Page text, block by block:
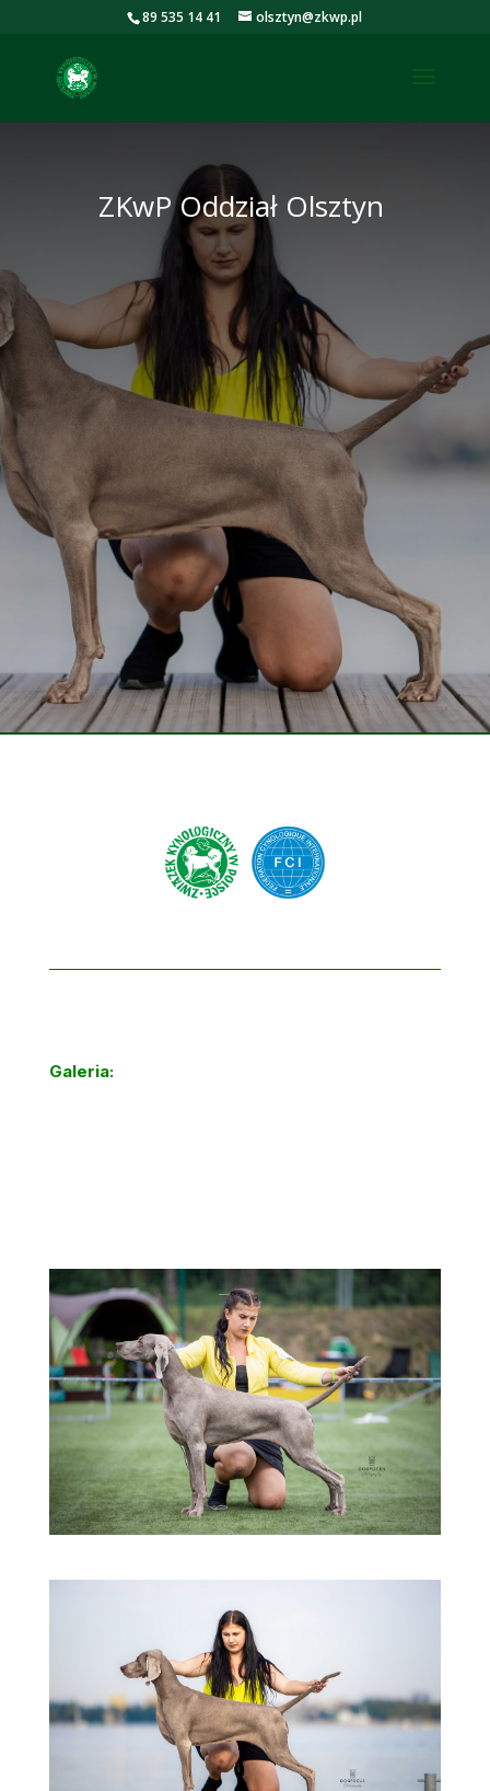
89 535 14 41 olsztyn@zkwp.pl
ZKwP Oddział Olsztyn
Galeria: